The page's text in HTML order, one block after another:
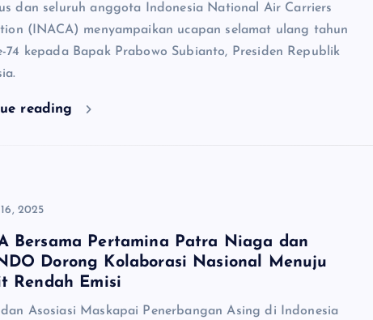
dan seluruh anggota Indonesia National Air Carriers
(INACA) menyampaikan ucapan selamat ulang tahun
74 kepada Bapak Prabowo Subianto, Presiden Republik
reading
2025
Bersama Pertamina Patra Niaga dan
Dorong Kolaborasi Nasional Menuju
Rendah Emisi
dan Asosiasi Maskapai Penerbangan Asing di Indonesia